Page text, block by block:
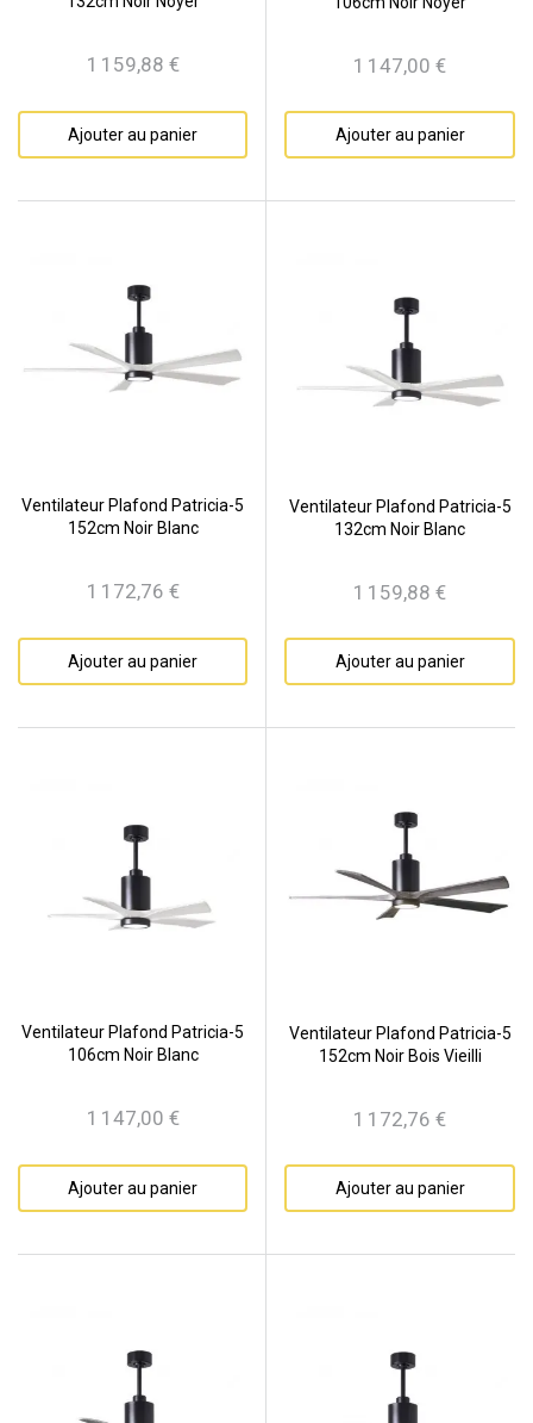
Prix
1 159,88 €
Ajouter au panier
Prix
1 147,00 €
Ajouter au panier
Ventilateur Plafond Patricia-5
152cm Noir Blanc
Prix
1 172,76 €
Ajouter au panier
Ventilateur Plafond Patricia-5
132cm Noir Blanc
Prix
1 159,88 €
Ajouter au panier
Ventilateur Plafond Patricia-5
106cm Noir Blanc
Prix
1 147,00 €
Ajouter au panier
Ventilateur Plafond Patricia-5
152cm Noir Bois Vieilli
Prix
1 172,76 €
Ajouter au panier